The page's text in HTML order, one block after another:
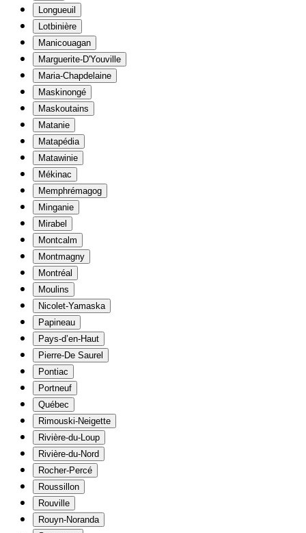
Longueuil
Lotbinière
Manicouagan
Marguerite-D'Youville
Maria-Chapdelaine
Maskinongé
Maskoutains
Matanie
Matapédia
Matawinie
Mékinac
Memphrémagog
Minganie
Mirabel
Montcalm
Montmagny
Montréal
Moulins
Nicolet-Yamaska
Papineau
Pays-d’en-Haut
Pierre-De Saurel
Pontiac
Portneuf
Québec
Rimouski-Neigette
Rivière-du-Loup
Rivière-du-Nord
Rocher-Percé
Roussillon
Rouville
Rouyn-Noranda